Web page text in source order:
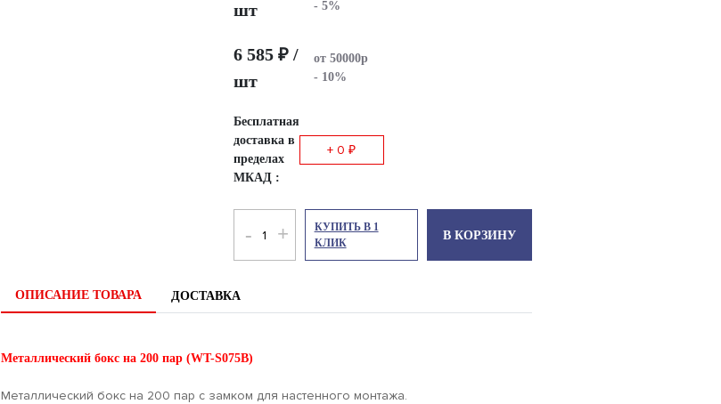
шт
- 5%
6 585 ₽ /
шт
от 50000р
- 10%
Бесплатная
доставка в
пределах
МКАД :
+ 0 ₽
- +
КУПИТЬ В 1
КЛИК
В КОРЗИНУ
ОПИСАНИЕ ТОВАРА ДОСТАВКА
Металлический бокс на 200 пар (WT-S075B)
Металлический бокс на 200 пар с замком для настенного монтажа.